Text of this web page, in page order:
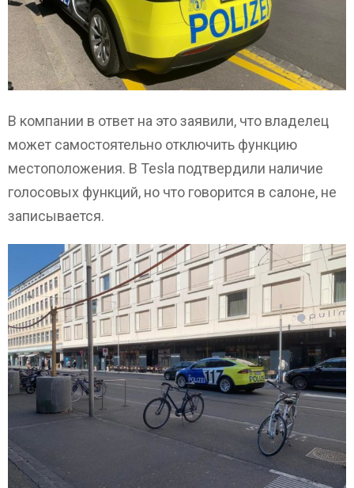
В компании в ответ на это заявили, что владелец
может самостоятельно отключить функцию
местоположения. В Tesla подтвердили наличие
голосовых функций, но что говорится в салоне, не
записывается.